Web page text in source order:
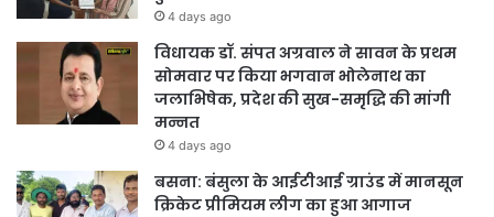
4 days ago
विधायक डॉ. संपत अग्रवाल ने सावन के प्रथम
सोमवार पर किया भगवान भोलेनाथ का
जलाभिषेक, प्रदेश की सुख-समृद्धि की मांगी
मन्नत
4 days ago
बसना: बंसुला के आईटीआई ग्राउंड में मानसून
क्रिकेट प्रीमियम लीग का हुआ आगाज